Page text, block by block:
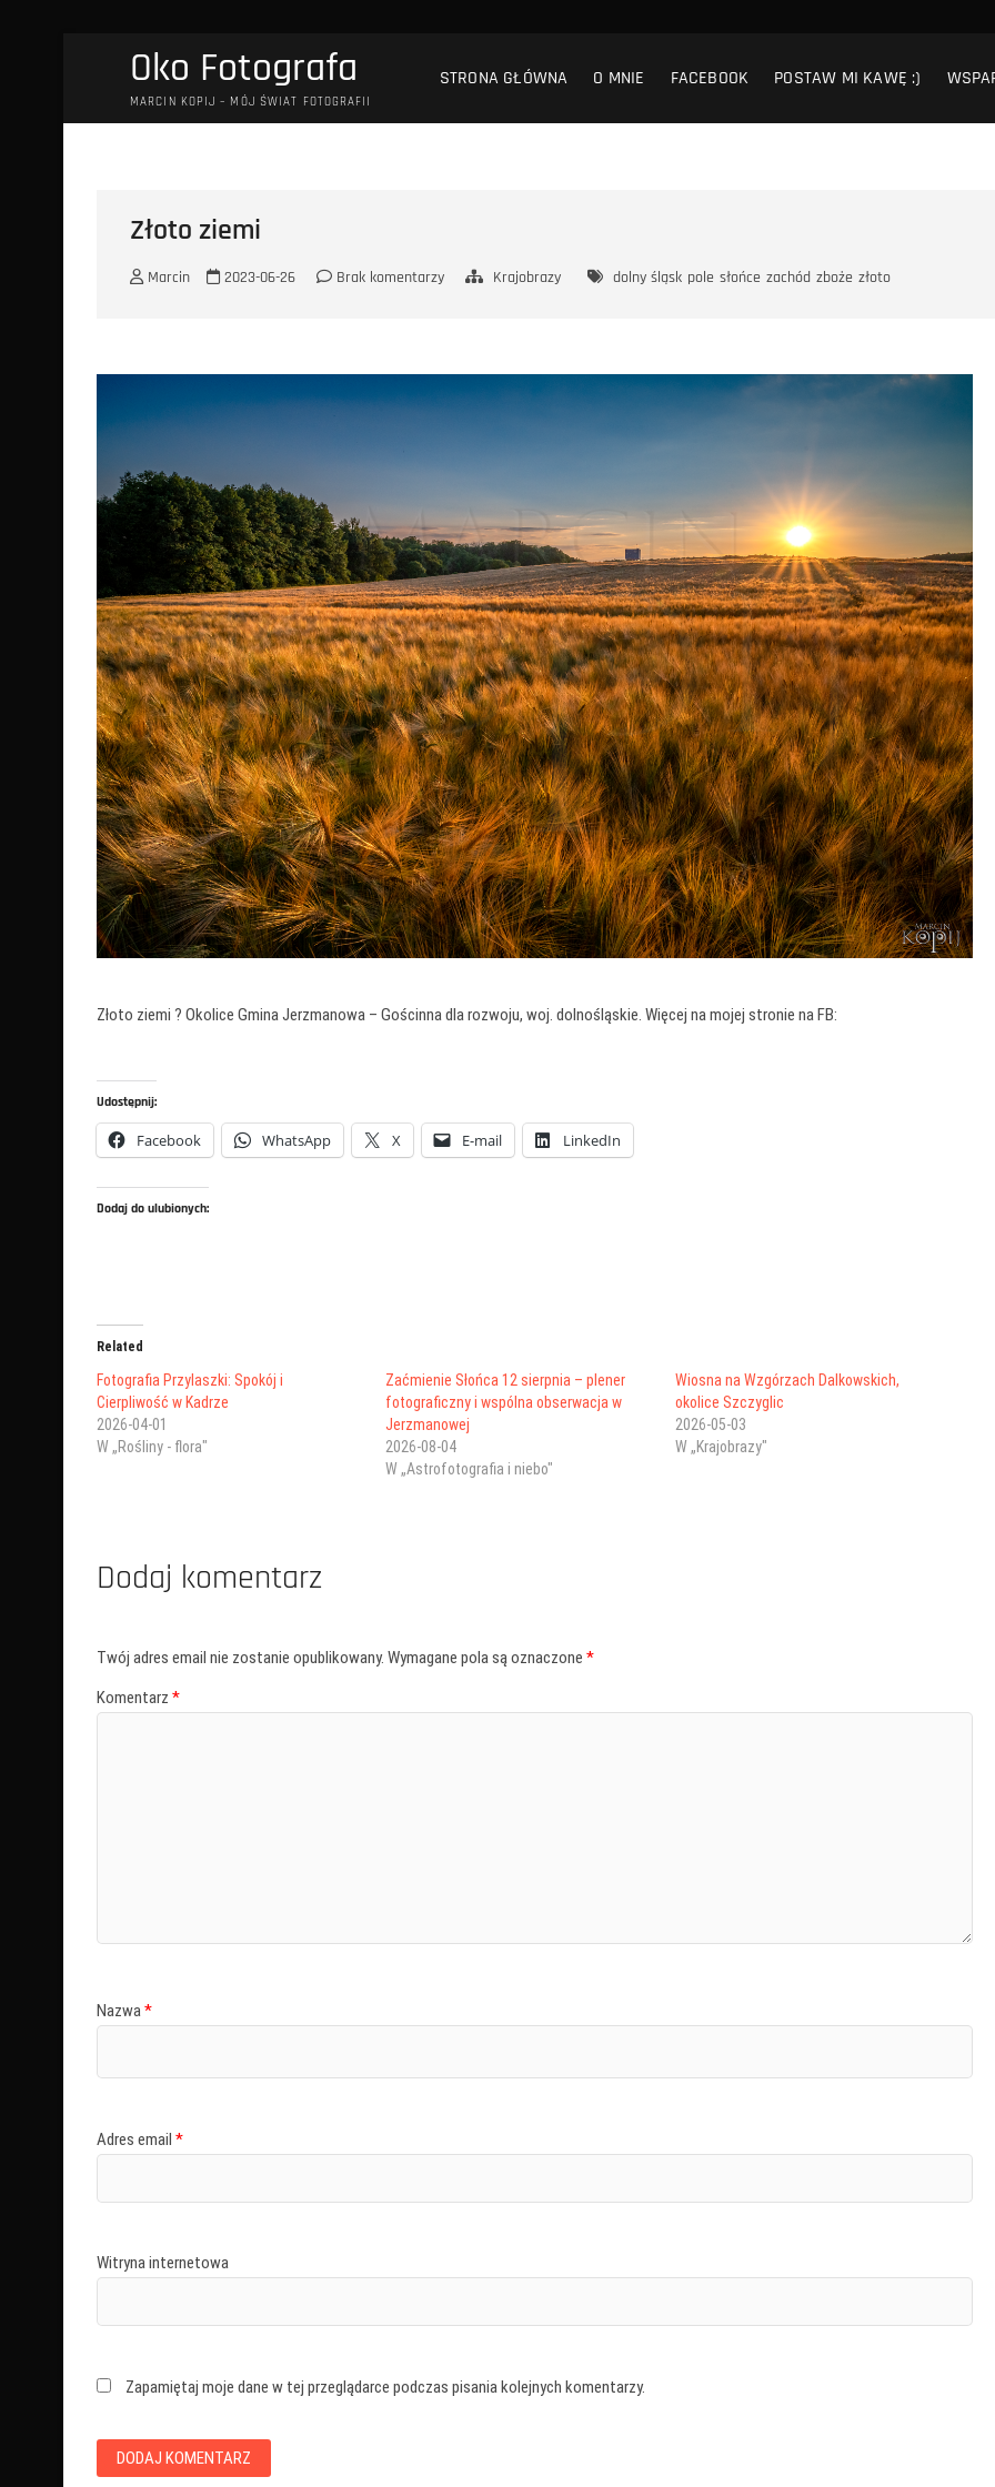
Oko Fotografa
MARCIN KOPIJ – MÓJ ŚWIAT FOTOGRAFII
STRONA GŁÓWNA O MNIE FACEBOOK POSTAW MI KAWĘ :)
Złoto ziemi
Marcin 2023-06-26 Brak komentarzy Krajobrazy dolny śląsk pole słońce zachód zboże złoto
Złoto ziemi ? Okolice Gmina Jerzmanowa – Gościnna dla rozwoju, woj. dolnośląskie. Więcej na mojej stronie na FB:
Udostępnij:
Facebook WhatsApp X E-mail LinkedIn
Dodaj do ulubionych:
Related
Fotografia Przylaszki: Spokój i
Cierpliwość w Kadrze
2026-04-01
W „Rośliny - flora"
Zaćmienie Słońca 12 sierpnia – plener
fotograficzny i wspólna obserwacja w
Jerzmanowej
2026-08-04
W „Astrofotografia i niebo"
Wiosna na Wzgórzach Dalkowskich,
okolice Szczyglic
2026-05-03
W „Krajobrazy"
Dodaj komentarz
Twój adres email nie zostanie opublikowany. Wymagane pola są oznaczone *
Komentarz *
Nazwa*
Adres email *
Witryna internetowa
Zapamiętaj moje dane w tej przeglądarce podczas pisania kolejnych komentarzy.